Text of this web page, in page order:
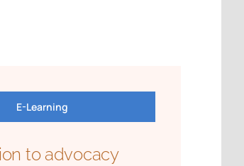
E-Learning
to advocacy